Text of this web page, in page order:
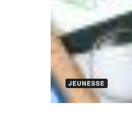
JEUNESSE